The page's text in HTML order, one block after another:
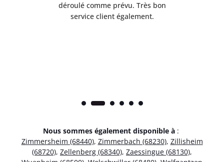
déroulé comme prévu. Très bon
service client également.
Nous sommes également disponible à :
Zimmersheim (68440), Zimmerbach (68230), Zillisheim
(68720), Zellenberg (68340), Zaessingue (68130),